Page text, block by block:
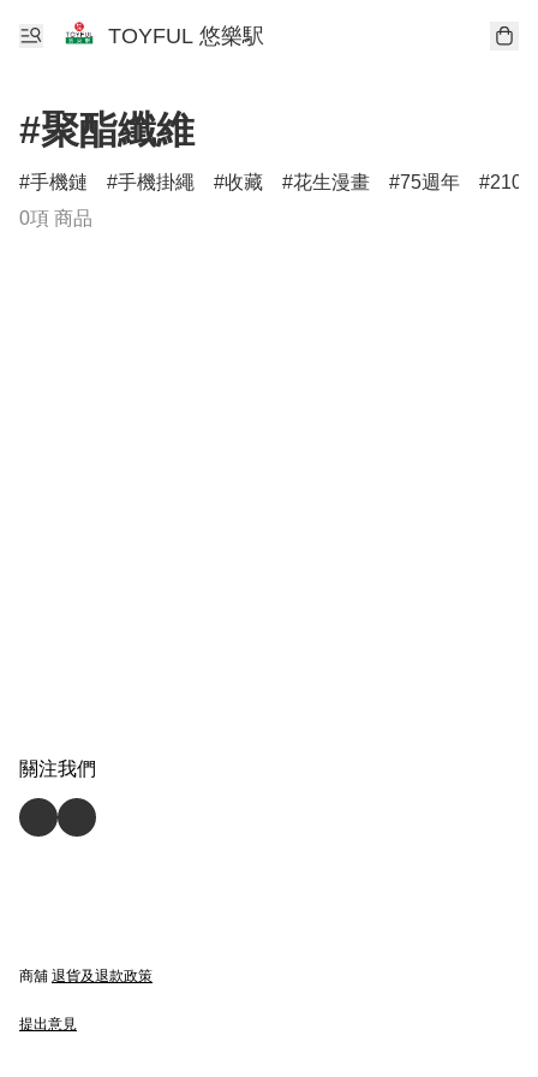
TOYFUL 悠樂駅
#聚酯纖維
手機鏈 手機掛繩 收藏 花生漫畫 75週年
210
0項 商品
關注我們
商舖 退貨及退款政策
提出意見